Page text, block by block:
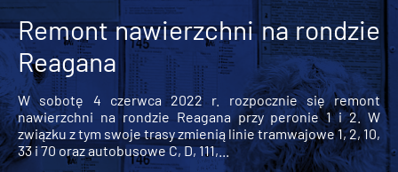
Remont nawierzchni na rondzie
Reagana
W sobotę 4 czerwca 2022 r. rozpocznie się remont
nawierzchni na rondzie Reagana przy peronie 1 i 2. W
związku z tym swoje trasy zmienią linie tramwajowe 1, 2, 10,
33 i 70 oraz autobusowe C, D, 111,...